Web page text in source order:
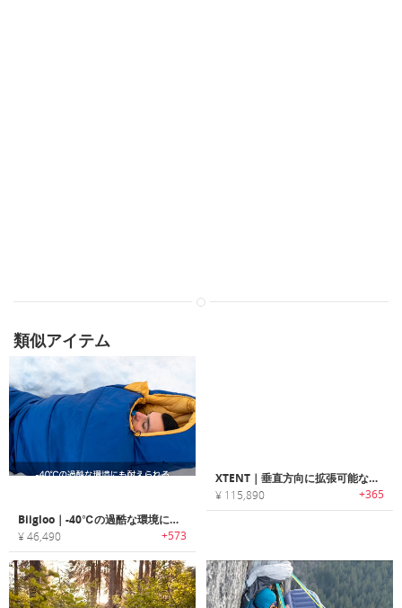
類似アイテム
Biigloo｜-40℃の過酷な環境にも耐えられるエアロジェルスリーピングバッグ「ビーグロー」
¥ 46,490 +573
XTENT｜垂直方向に拡張可能なポータブルポップアップテント「エクステント」
¥ 115,890 +365